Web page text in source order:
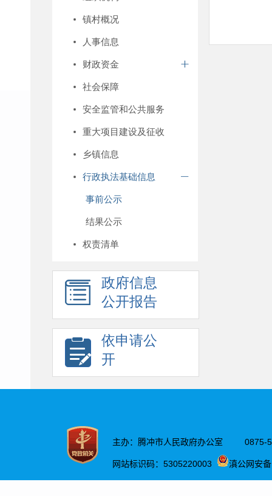
镇村概况
人事信息
财政资金
社会保障
安全监管和公共服务
重大项目建设及征收
乡镇信息
行政执法基础信息
事前公示
结果公示
权责清单
政府信息
公开报告
依申请公
开